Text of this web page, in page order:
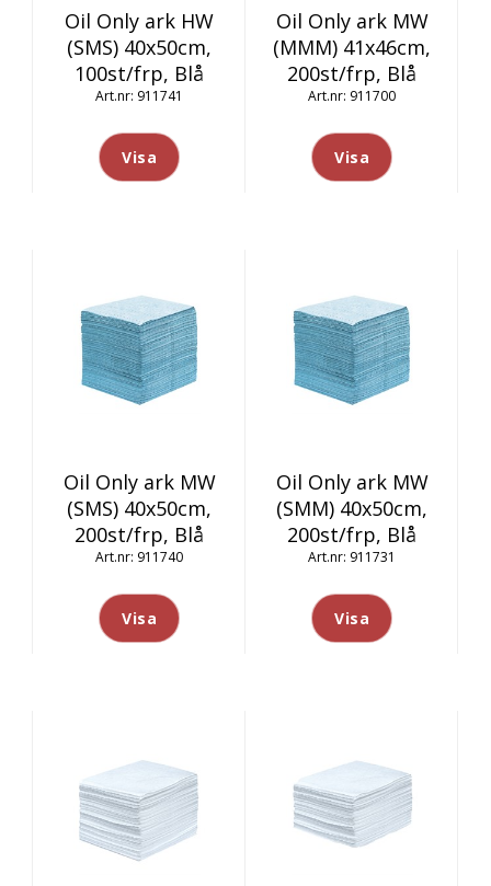
Oil Only ark HW
(SMS) 40x50cm,
100st/frp, Blå
911741
Visa
Oil Only ark MW
(MMM) 41x46cm,
200st/frp, Blå
911700
Visa
Oil Only ark MW
(SMS) 40x50cm,
200st/frp, Blå
911740
Visa
Oil Only ark MW
(SMM) 40x50cm,
200st/frp, Blå
911731
Visa